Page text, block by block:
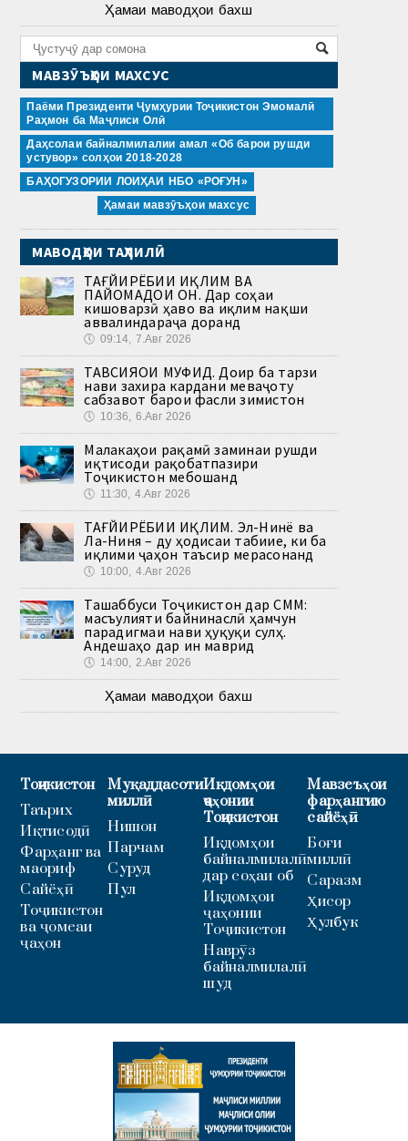
Ҳамаи маводҳои бахш
МАВЗӮЪҲОИ МАХСУС
Паёми Президенти Ҷумҳурии Тоҷикистон Эмомалӣ
Раҳмон ба Маҷлиси Олӣ
Даҳсолаи байналмилалии амал «Об барои рушди
устувор» солҳои 2018-2028
БАҲОГУЗОРИИ ЛОИҲАИ НБО «РОҒУН»
Ҳамаи мавзӯъҳои махсус
МАВОДҲОИ ТАҲЛИЛӢ
ТАҒЙИРЁБИИ ИҚЛИМ ВА
ПАЙОМАДҲОИ ОН. Дар соҳаи
кишоварзӣ ҳаво ва иқлим нақши
аввалиндараҷа доранд
🕔 09:14, 7.Авг 2026
ТАВСИЯҲОИ МУФИД. Доир ба тарзи
нави захира кардани меваҷоту
сабзавот барои фасли зимистон
🕔 10:36, 6.Авг 2026
Малакаҳои рақамӣ заминаи рушди
иқтисоди рақобатпазири
Тоҷикистон мебошанд
🕔 11:30, 4.Авг 2026
ТАҒЙИРЁБИИ ИҚЛИМ. Эл-Нинё ва
Ла-Ниня – ду ҳодисаи табиие, ки ба
иқлими ҷаҳон таъсир мерасонанд
🕔 10:00, 4.Авг 2026
Ташаббуси Тоҷикистон дар СММ:
масъулияти байнинаслӣ ҳамчун
парадигмаи нави ҳуқуқи сулҳ.
Андешаҳо дар ин маврид
🕔 14:00, 2.Авг 2026
Ҳамаи маводҳои бахш
Тоҷикистон
Таърих
Иқтисодӣ
Фарҳанг ва
маориф
Сайёҳӣ
Тоҷикистон
ва ҷомеаи
ҷаҳон
Муқаддасоти
миллӣ
Нишон
Парчам
Суруд
Пул
Иқдомҳои
ҷаҳонии
Тоҷикистон
Иқдомҳои
байналмилалӣ
дар соҳаи об
Иқдомҳои
ҷаҳонии
Тоҷикистон
Наврӯз
байналмилалӣ
шуд
Мавзеъҳои
фарҳангию
сайёҳӣ
Боғи
миллӣ
Саразм
Ҳисор
Ҳулбук